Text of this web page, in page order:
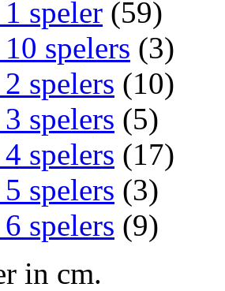
speler (59)
spelers (3)
spelers (10)
spelers (5)
spelers (17)
spelers (3)
spelers (9)
in cm.